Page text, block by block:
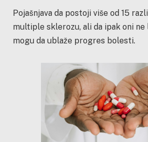
Pojašnjava da postoji više od 15
multiple sklerozu, ali da ipak oni ne
mogu da ublaže progres bolesti.